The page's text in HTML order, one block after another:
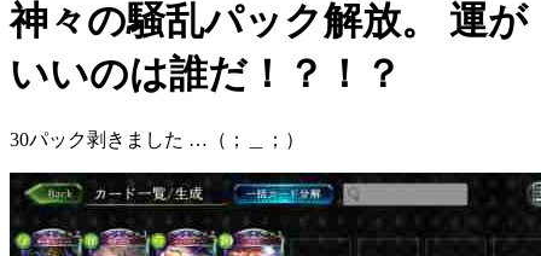
神々の騒乱パック解放。 運が
いいのは誰だ！？！？
30パック剥きました …（；＿；）